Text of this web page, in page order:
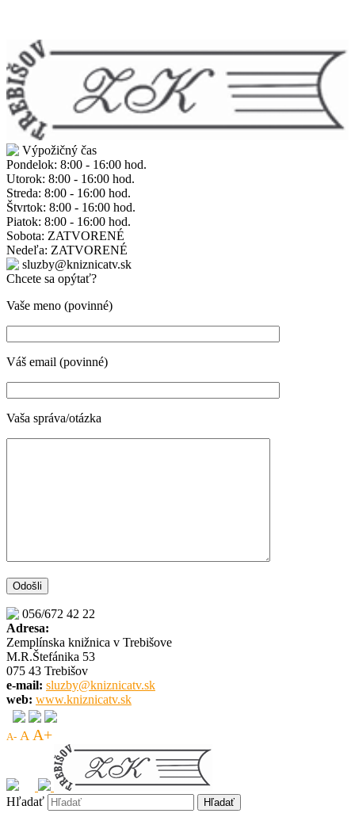
Výpožičný čas
Pondelok: 8:00 - 16:00 hod.
Utorok: 8:00 - 16:00 hod.
Streda: 8:00 - 16:00 hod.
Štvrtok: 8:00 - 16:00 hod.
Piatok: 8:00 - 16:00 hod.
Sobota: ZATVORENÉ
Nedeľa: ZATVORENÉ
sluzby@kniznicatv.sk
Chcete sa opýtať?
Vaše meno (povinné)
Váš email (povinné)
Vaša správa/otázka
056/672 42 22
Adresa:
Zemplínska knižnica v Trebišove
M.R.Štefánika 53
075 43 Trebišov
e-mail: sluzby@kniznicatv.sk
web: www.kniznicatv.sk
A- A A+
Hľadať